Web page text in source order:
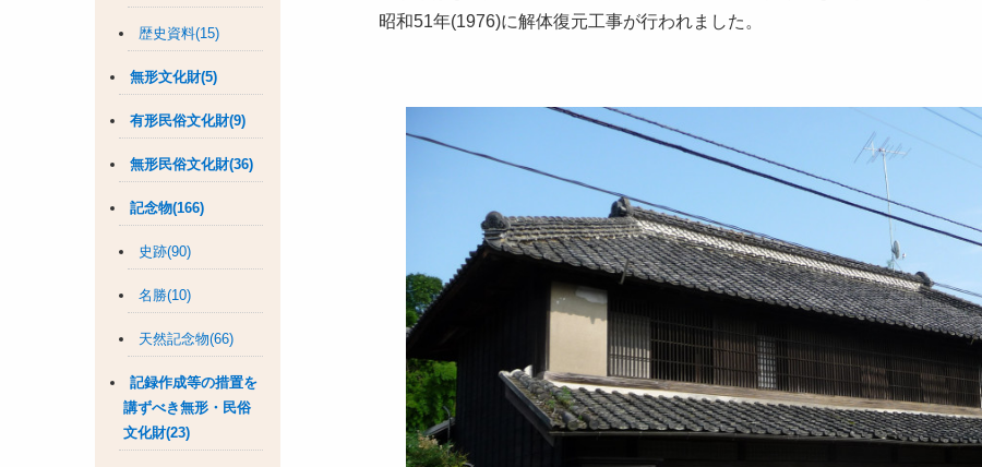
歴史資料(15)
無形文化財(5)
有形民俗文化財(9)
無形民俗文化財(36)
記念物(166)
史跡(90)
名勝(10)
天然記念物(66)
記録作成等の措置を
講ずべき無形・民俗
文化財(23)
昭和51年(1976)に解体復元工事が行われました。